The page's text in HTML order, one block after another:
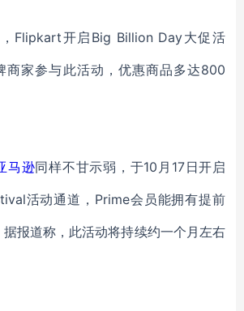
Flipkart开启Big Billion Day大促活
商家参与此活动，优惠商品多达800
马逊同样不甘示弱，于10月17日开启
活动通道，Prime会员能拥有提前
报道称，此活动将持续约一个月左右